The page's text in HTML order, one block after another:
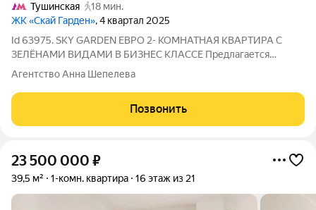
Тушинская
18 мин.
ЖК «Скай Гарден», 4 квартал 2025
Id 63975. SKY GARDEN ЕВРО 2- КОМНАТНАЯ КВАРТИРА С
ЗЕЛЁНАМИ ВИДАМИ В БИЗНЕС КЛАССЕ Предлагается
стильная евро 2-комнатная квартира площадью 41,2 м в
Агентство Анна Шепелева
Позвонить
23 500 000 ₽
39,5 м² 1-комн. квартира 16 этаж из 21